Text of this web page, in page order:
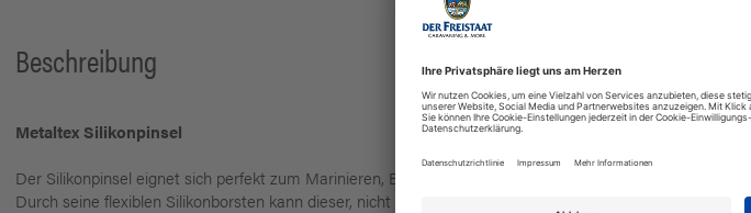
Beschreibung
Metaltex Silikonpinsel
Der Silikonpinsel eignet sich perfekt zum Marinieren, Bestreichen und Glasieren von köstlichen Leckerein!
Durch seine flexiblen Silikonborsten kann dieser, nicht wie andere Pinsel, Haare verlieren.